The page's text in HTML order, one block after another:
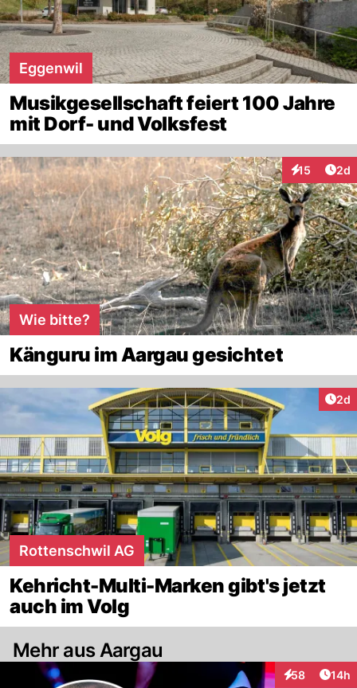
Eggenwil
Musikgesellschaft feiert 100 Jahre
mit Dorf- und Volksfest
15
Interaktionen
2d
Wie bitte?
Känguru im Aargau gesichtet
2d
Rottenschwil AG
Kehricht-Multi-Marken gibt's jetzt
auch im Volg
Mehr aus Aargau
58
Interaktionen
14h